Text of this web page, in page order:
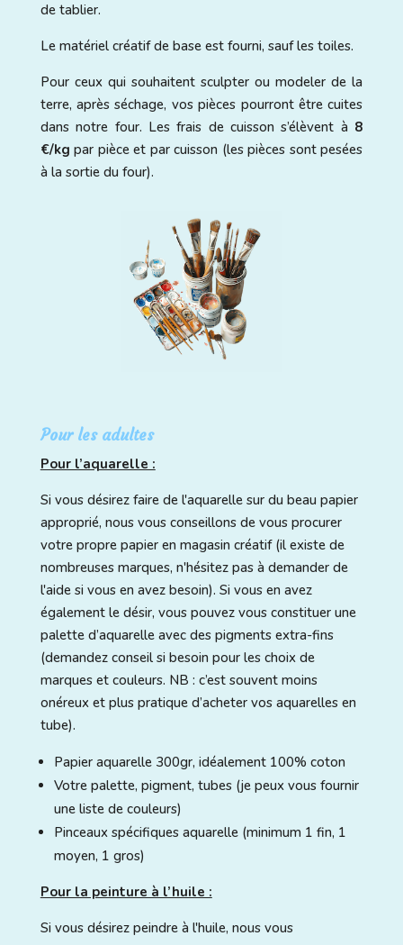
de tablier.
Le matériel créatif de base est fourni, sauf les toiles.
Pour ceux qui souhaitent sculpter ou modeler de la
terre, après séchage, vos pièces pourront être cuites
dans notre four. Les frais de cuisson s’élèvent à 8
€/kg par pièce et par cuisson (les pièces sont pesées
à la sortie du four).
Pour les adultes
Pour l’aquarelle :
Si vous désirez faire de l'aquarelle sur du beau papier
approprié, nous vous conseillons de vous procurer
votre propre papier en magasin créatif (il existe de
nombreuses marques, n'hésitez pas à demander de
l'aide si vous en avez besoin). Si vous en avez
également le désir, vous pouvez vous constituer une
palette d’aquarelle avec des pigments extra-fins
(demandez conseil si besoin pour les choix de
marques et couleurs. NB : c’est souvent moins
onéreux et plus pratique d’acheter vos aquarelles en
tube).
Papier aquarelle 300gr, idéalement 100% coton
Votre palette, pigment, tubes (je peux vous fournir
une liste de couleurs)
Pinceaux spécifiques aquarelle (minimum 1 fin, 1
moyen, 1 gros)
Pour la peinture à l’huile :
Si vous désirez peindre à l'huile, nous vous